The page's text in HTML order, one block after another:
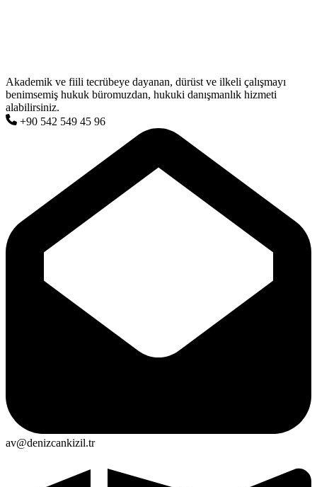
Akademik ve fiili tecrübeye dayanan, dürüst ve ilkeli çalışmayı
benimsemiş hukuk büromuzdan, hukuki danışmanlık hizmeti
alabilirsiniz.
+90 542 549 45 96
av@denizcankizil.tr